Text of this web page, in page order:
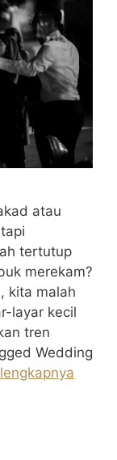
atau
tertutup
merekam?
kita malah
layar kecil
tren
Wedding